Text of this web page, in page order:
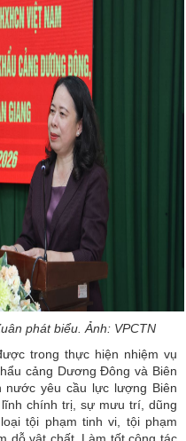
phát biểu. Ảnh: VPCTN
trong thực hiện nhiệm vụ
cảng Dương Đông và Biên
nước yêu cầu lực lượng Biên
chính trị, sự mưu trí, dũng
tội phạm tinh vi, tội phạm